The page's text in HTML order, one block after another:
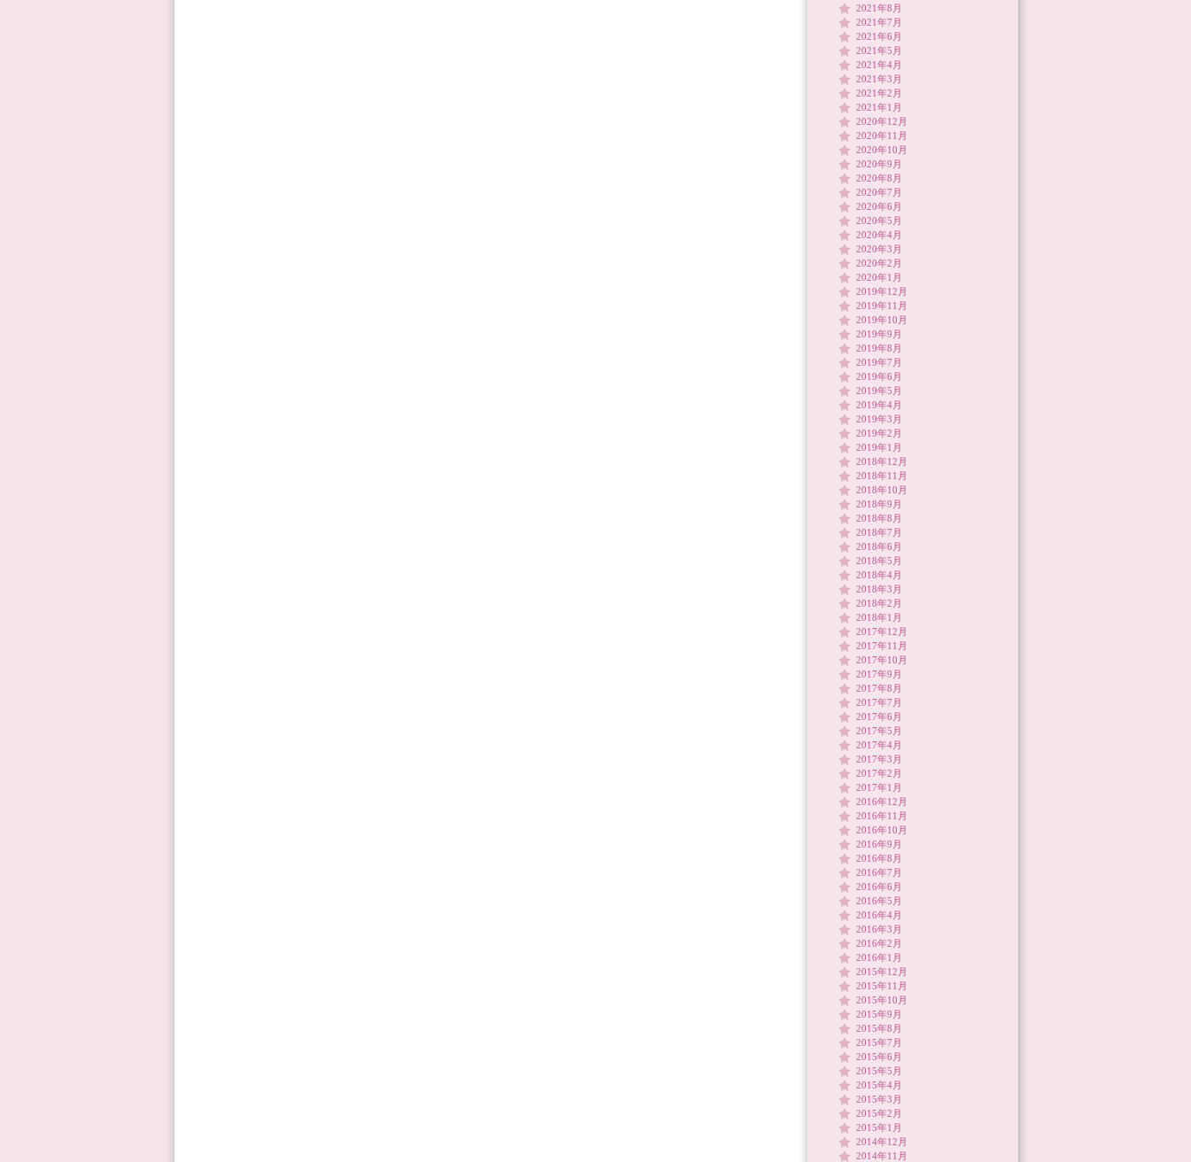
2021年8月
2021年7月
2021年6月
2021年5月
2021年4月
2021年3月
2021年2月
2021年1月
2020年12月
2020年11月
2020年10月
2020年9月
2020年8月
2020年7月
2020年6月
2020年5月
2020年4月
2020年3月
2020年2月
2020年1月
2019年12月
2019年11月
2019年10月
2019年9月
2019年8月
2019年7月
2019年6月
2019年5月
2019年4月
2019年3月
2019年2月
2019年1月
2018年12月
2018年11月
2018年10月
2018年9月
2018年8月
2018年7月
2018年6月
2018年5月
2018年4月
2018年3月
2018年2月
2018年1月
2017年12月
2017年11月
2017年10月
2017年9月
2017年8月
2017年7月
2017年6月
2017年5月
2017年4月
2017年3月
2017年2月
2017年1月
2016年12月
2016年11月
2016年10月
2016年9月
2016年8月
2016年7月
2016年6月
2016年5月
2016年4月
2016年3月
2016年2月
2016年1月
2015年12月
2015年11月
2015年10月
2015年9月
2015年8月
2015年7月
2015年6月
2015年5月
2015年4月
2015年3月
2015年2月
2015年1月
2014年12月
2014年11月